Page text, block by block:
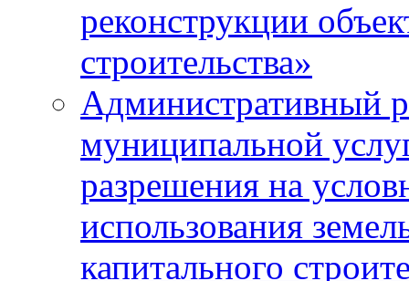
реконструкции
строительства»
Административный
муниципальной
разрешения на
использования
капитального